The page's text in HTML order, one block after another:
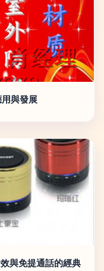
與發展
與免提通話的經典